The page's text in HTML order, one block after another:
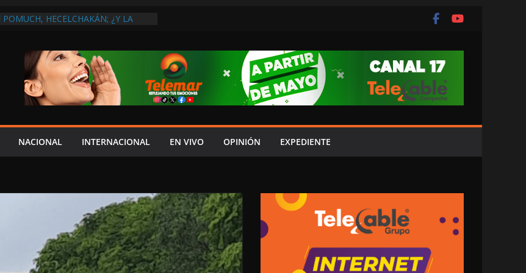
HECELCHAKÁN; ¿Y LA
CONGRESO
LUEGO DE DIÁLOGO
AVISO, SEDUMOP CIERRA TRAMO DE
NACIONAL INTERNACIONAL EN VIVO OPINIÓN EXPEDIENTE